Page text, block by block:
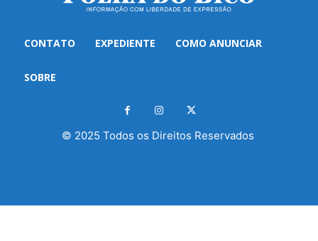
CONTATO EXPEDIENTE COMO ANUNCIAR
SOBRE
© 2025 Todos os Direitos Reservados